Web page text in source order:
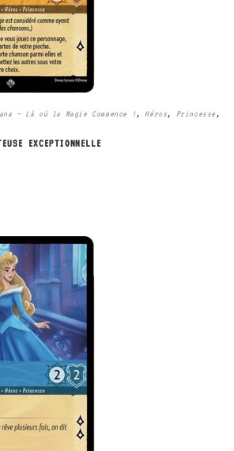
– Là où la Magie Commence !, Héros, Princesse ,
EXCEPTIONNELLE